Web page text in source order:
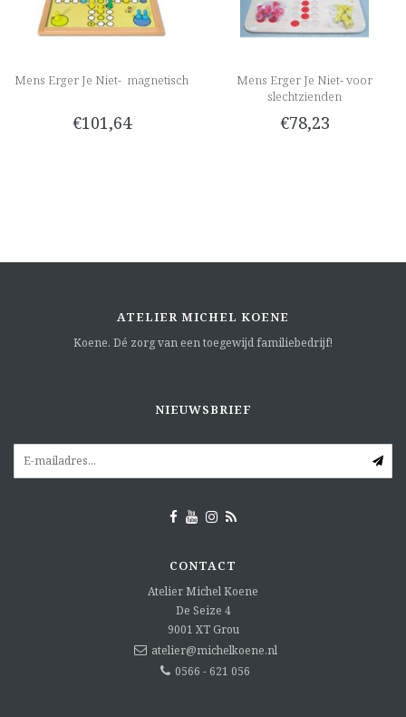
Mens Erger Je Niet- magnetisch
€101,64
Mens Erger Je Niet- voor
slechtzienden
€78,23
ATELIER MICHEL KOENE
Koene. Dé zorg van een toegewijd familiebedrijf!
NIEUWSBRIEF
CONTACT
Atelier Michel Koene
De Seize 4
9001 XT Grou
atelier@michelkoene.nl
0566 - 621 056